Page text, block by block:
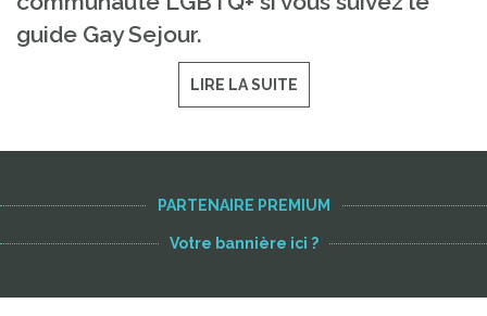
guide Gay Sejour.
LIRE LA SUITE
PARTENAIRE PREMIUM
Votre bannière ici ?